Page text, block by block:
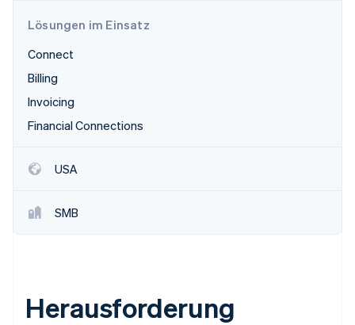
Erfahren Sie, wie Stripe Lösungen für die
Lösungen im Einsatz
Connect
Billing
Invoicing
Financial Connections
USA
SMB
Herausforderung